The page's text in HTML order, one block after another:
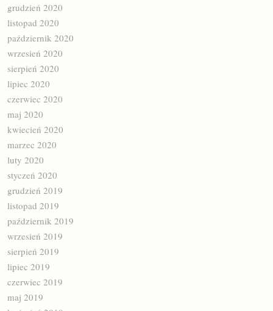
grudzień 2020
listopad 2020
październik 2020
wrzesień 2020
sierpień 2020
lipiec 2020
czerwiec 2020
maj 2020
kwiecień 2020
marzec 2020
luty 2020
styczeń 2020
grudzień 2019
listopad 2019
październik 2019
wrzesień 2019
sierpień 2019
lipiec 2019
czerwiec 2019
maj 2019